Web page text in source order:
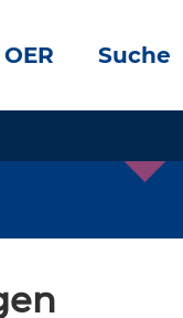
OER Suche